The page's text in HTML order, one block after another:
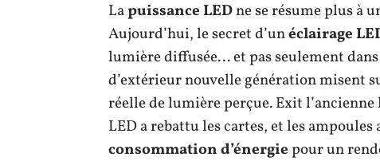
Lapuissance LEDne se résume plus à
Aujourd’hui, le secret d’unéclairage
lumière diffusée… et pas seulement dans
d’extérieur nouvelle génération misent
réelle de lumière perçue. Exit
LED a rebattu les cartes, et les
consommation d’énergiepour un